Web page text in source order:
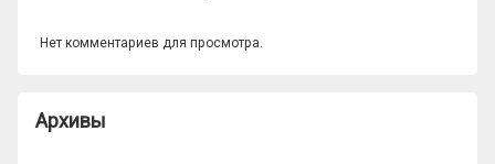
Нет комментариев для просмотра.
Архивы